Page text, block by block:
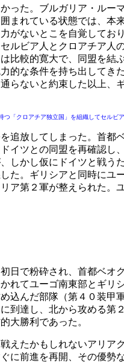
た。ブルガリア・ルー
まれている状態では、本
ないとこを自覚してお
ルビア人とクロアチア人
比較的寛大で、同盟を結
的な条件を持ち出してき
らないと約束した以上、
「クロアチア独立国」を組織してセルビア
放してしまった。首都
イツとの同盟を再確認し
かし仮にドイツと戦う
た。ギリシアと同時にユ
ア第２軍が整えられた。
で粉砕され、首都ベオ
れてユーゴ南東部とギリ
んだ部隊（第４０装甲
到達し、北から攻める第
大勝利であった。
たかもしれないアリア
に前進を再開、その優勢